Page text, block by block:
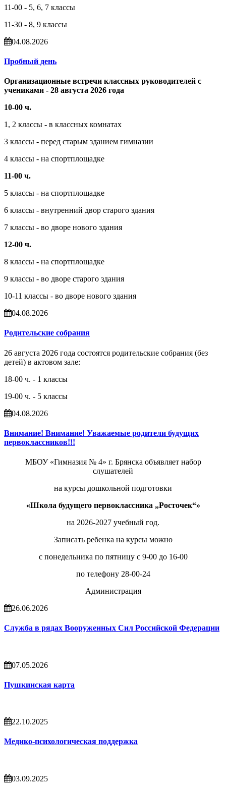
11-00 - 5, 6, 7 классы
11-30 - 8, 9 классы
04.08.2026
Пробный день
Организационные встречи классных руководителей с
учениками - 28 августа 2026 года
10-00 ч.
1, 2 классы - в классных комнатах
3 классы - перед старым зданием гимназии
4 классы - на спортплощадке
11-00 ч.
5 классы - на спортплощадке
6 классы - внутренний двор старого здания
7 классы - во дворе нового здания
12-00 ч.
8 классы - на спортплощадке
9 классы - во дворе старого здания
10-11 классы - во дворе нового здания
04.08.2026
Родительские собрания
26 августа 2026 года состоятся родительские собрания (без
детей) в актовом зале:
18-00 ч. - 1 классы
19-00 ч. - 5 классы
04.08.2026
Внимание! Внимание! Уважаемые родители будущих
первоклассников!!!
МБОУ «Гимназия № 4» г. Брянска объявляет набор
слушателей
на курсы дошкольной подготовки
«Школа будущего первоклассника „Росточек“»
на 2026-2027 учебный год.
Записать ребенка на курсы можно
с понедельника по пятницу с 9-00 до 16-00
по телефону 28-00-24
Администрация
26.06.2026
Служба в рядах Вооруженных Сил Российской Федерации
07.05.2026
Пушкинская карта
22.10.2025
Медико-психологическая поддержка
03.09.2025